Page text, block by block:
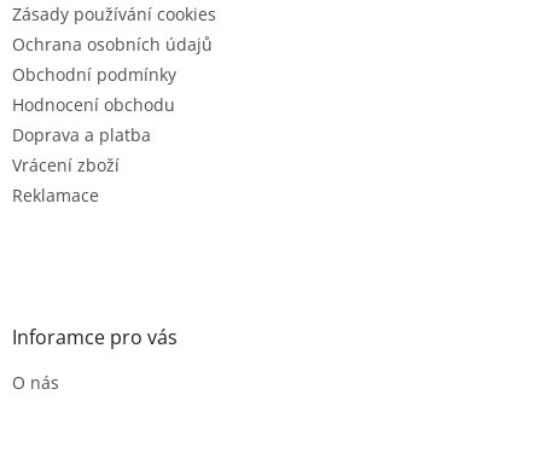
Zásady používání cookies
Ochrana osobních údajů
Obchodní podmínky
Hodnocení obchodu
Doprava a platba
Vrácení zboží
Reklamace
Inforamce pro vás
O nás